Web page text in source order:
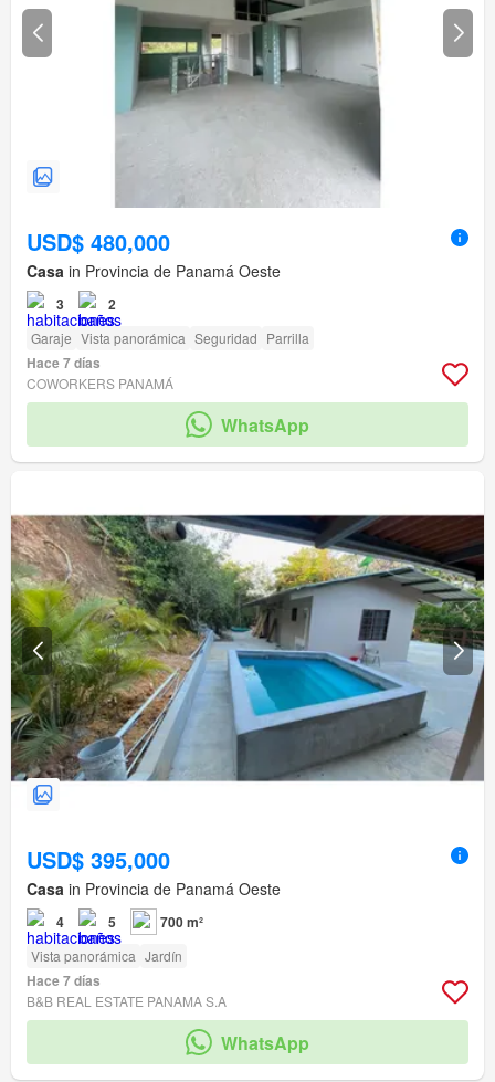
USD$ 480,000
Casa in Provincia de Panamá Oeste
3 2
Garaje Vista panorámica Seguridad Parrilla
Hace 7 días
COWORKERS PANAMÁ
WhatsApp
USD$ 395,000
Casa in Provincia de Panamá Oeste
4 5 700 m²
Vista panorámica Jardín
Hace 7 días
B&B REAL ESTATE PANAMA S.A
WhatsApp